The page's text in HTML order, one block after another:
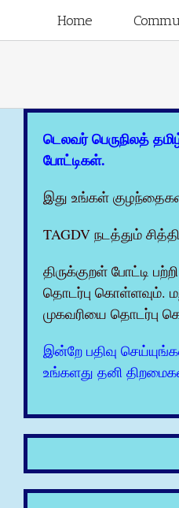
for:
Home
டெலவர் பெருநிலத்
போட்டிகள்.
இது உங்கள்
TAGDV நடத்தும்
திருக்குறள் போட்டி
தொடர்பு கொள்ளவும்.
முகவரியை தொடர்பு
இன்றே பதிவு
உங்களது தனி